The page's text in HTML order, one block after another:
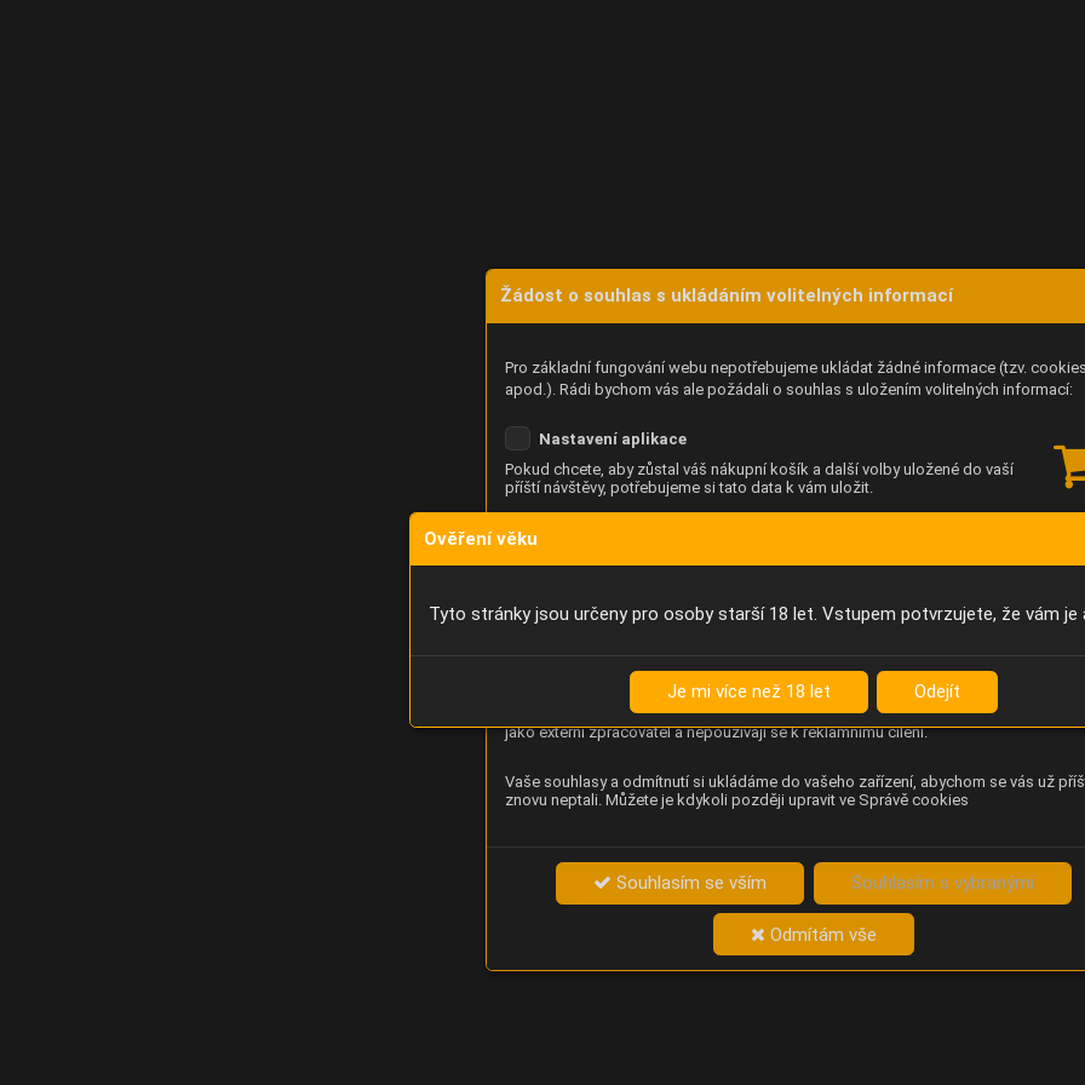
Žádost o souhlas s ukládáním volitelných informací
Pro základní fungování webu nepotřebujeme ukládat žádné informace (tzv.
apod.). Rádi bychom vás ale požádali o souhlas s uložením volitelných informací:
Nastavení aplikace
Pokud chcete, aby zůstal váš nákupní košík a další volby uložené do vaší
příští návštěvy, potřebujeme si tato data k vám uložit.
Analýza chování návštěvníků na webu (pohyb kurzoru, kliknutí, procházení
stránek a heatmapy), která provozovateli e-shopu Betelné škopek pomáhá
zlepšovat obsah a použitelnost. Data zpracovává služba Contentsquare
jako externí zpracovatel a nepoužívají se k reklamnímu cílení.
Vaše souhlasy a odmítnutí si ukládáme do vašeho zařízení, abychom se vás už
znovu neptali. Můžete je kdykoli později upravit ve Správě cookies
Souhlasím se vším Souhlasím s vybranými
Odmítám vše
Ověření věku
Tyto stránky jsou určeny pro osoby starší 18 let. Vstupem potvrzujete, že vám je
Je mi více než 18 let Odejít